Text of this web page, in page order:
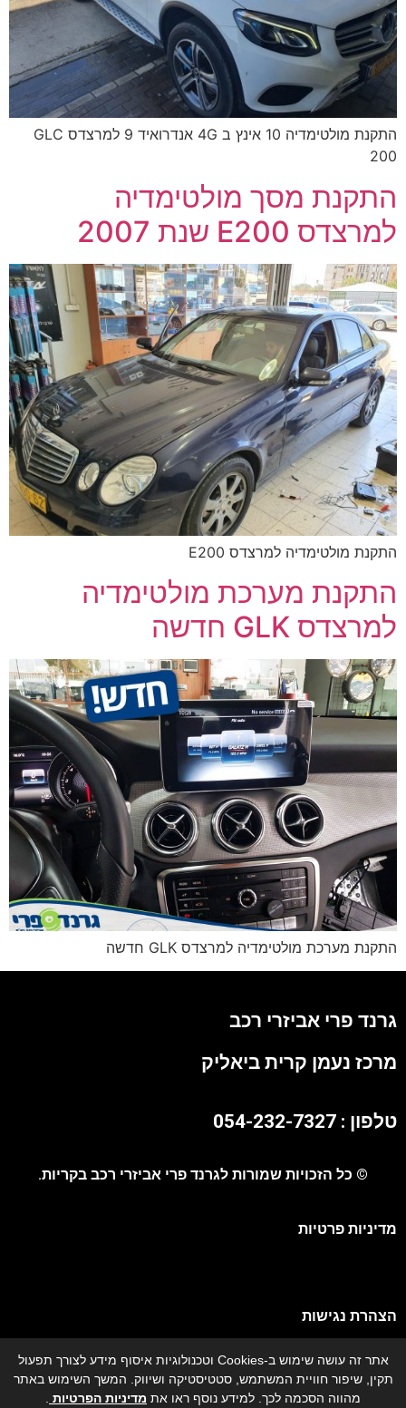
התקנת מולטימדיה 10 אינץ ב 4G אנדרואיד 9 למרצדס GLC
200
התקנת מסך מולטימדיה
למרצדס E200 שנת 2007
התקנת מולטימדיה למרצדס E200
התקנת מערכת מולטימדיה
למרצדס GLK חדשה
התקנת מערכת מולטימדיה למרצדס GLK חדשה
גרנד פרי אביזרי רכב
מרכז נעמן קרית ביאליק
טלפון : 054-232-7327
© כל הזכויות שמורות לגרנד פרי אביזרי רכב בקריות.
אתר זה עושה שימוש ב-Cookies וטכנולוגיות איסוף מידע לצורך תפעול
תקין, שיפור חוויית המשתמש, סטטיסטיקה ושיווק. המשך השימוש באתר
מהווה הסכמה לכך. למידע נוסף ראו את מדיניות הפרטיות
מדיניות פרטיות
הצהרת נגישות
מפת אתר